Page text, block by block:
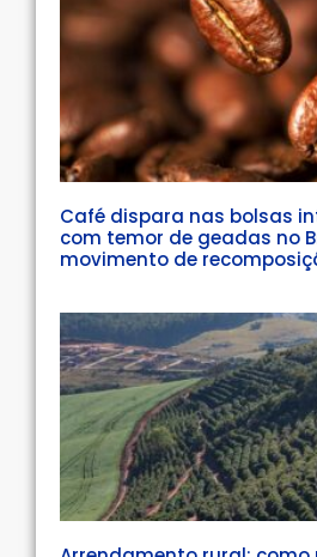
Café dispara nas bolsas
com temor de geadas no
movimento de